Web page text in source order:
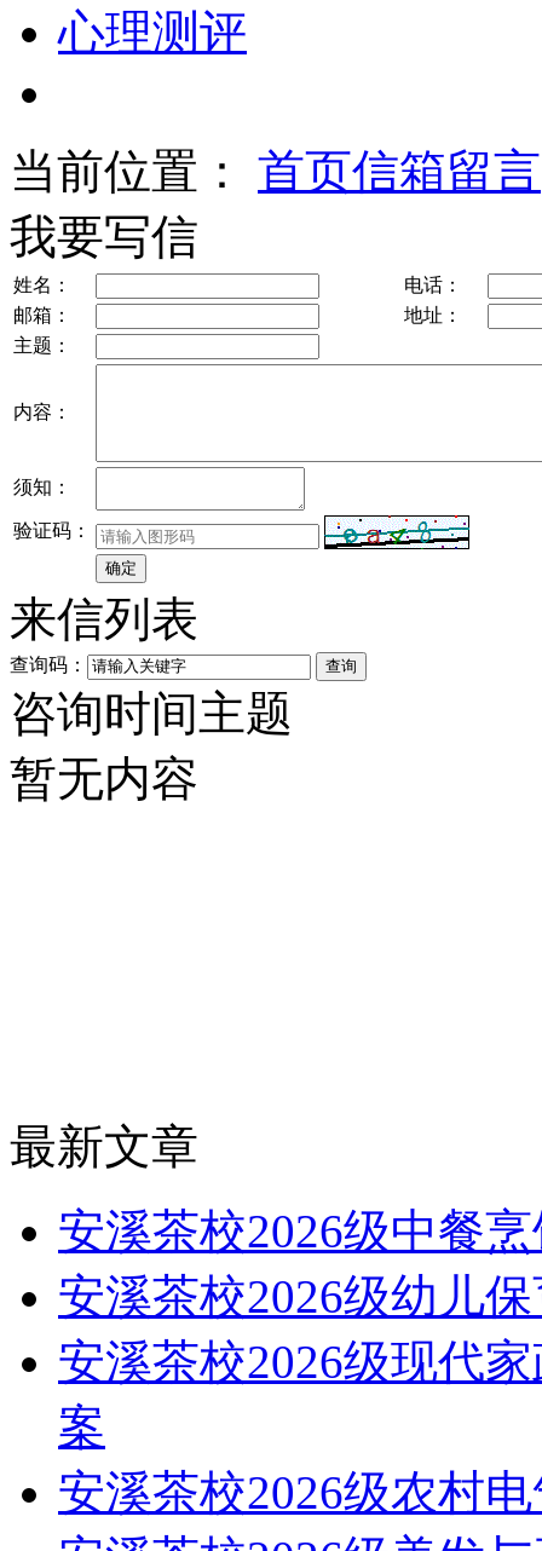
心理测评
当前位置： 首页信箱留言
我要写信
姓名：
电话：
邮箱：
地址：
主题：
内容：
须知：
验证码：
来信列表
查询码：
咨询时间主题
暂无内容
最新文章
安溪茶校2026级中餐
安溪茶校2026级幼儿
安溪茶校2026级现代
案
安溪茶校2026级农村